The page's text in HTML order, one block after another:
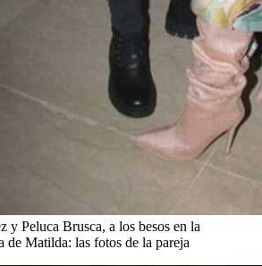
y Peluca Brusca, a los besos en la
de Matilda: las fotos de la pareja